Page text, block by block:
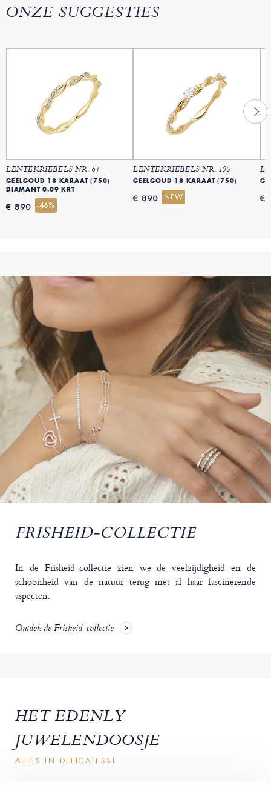
ONZE SUGGESTIES
LENTEKRIEBELS NR. 64
GEELGOUD 18 KARAAT (750)
DIAMANT 0.09 KRT
€ 890 -46%
LENTEKRIEBELS NR. 105
GEELGOUD 18 KARAAT (750)
€ 890 NEW €
FRISHEID-COLLECTIE
In de Frisheid-collectie zien we de veelzijdigheid en de
schoonheid van de natuur terug met al haar fascinerende
aspecten.
Ontdek de Frisheid-collectie
HET EDENLY
JUWELENDOOSJE
ALLES IN DELICATESSE